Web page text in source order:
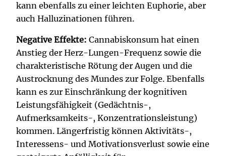
kann ebenfalls zu einer leichten Euphorie, aber
auch Halluzinationen führen.
Negative Effekte: Cannabiskonsum hat einen
Anstieg der Herz-Lungen-Frequenz sowie die
charakteristische Rötung der Augen und die
Austrocknung des Mundes zur Folge. Ebenfalls
kann es zur Einschränkung der kognitiven
Leistungsfähigkeit (Gedächtnis-,
Aufmerksamkeits-, Konzentrationsleistung)
kommen. Längerfristig können Aktivitäts-,
Interessens- und Motivationsverlust sowie eine